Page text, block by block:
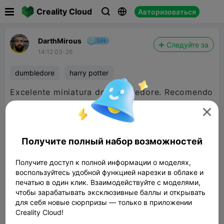
Creality Cloud   Авторизоваться
DarthMirous
14:12 03-26
Следуйте за
dumbledore harry potter
Excelente miniatura do Dumbledore. Recomendo
muito e fica linda após pintada.

Получите полный набор возможностей
Получите доступ к полной информации о моделях,
воспользуйтесь удобной функцией нарезки в облаке и
печатью в один клик. Взаимодействуйте с моделями,
чтобы зарабатывать эксклюзивные баллы и открывать
для себя новые сюрпризы — только в приложении
Creality Cloud!